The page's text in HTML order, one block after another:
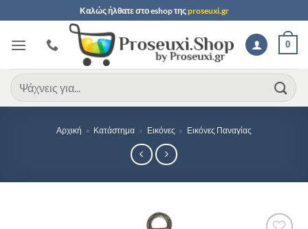
στο
περιεχόμενο
Καλώς ήλθατε στοeshopτηςproseuxi.gr
0
Αναζήτηση
για:
Αρχική » Κατάστημα » Εικόνες » Εικόνες Παναγίας